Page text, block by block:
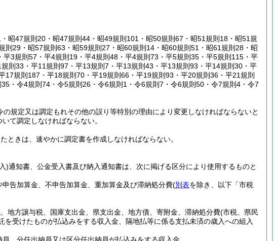
昭47規則20・昭47規則44・昭49規則101・昭50規則67・昭51規則18・昭51規
29・昭57規則63・昭59規則27・昭60規則14・昭60規則51・昭61規則28・昭
3規則57・平4規則19・平4規則48・平4規則73・平5規則35・平5規則115・平
則33・平11規則97・平13規則7・平13規則43・平13規則93・平14規則30・平
規則187・平18規則70・平19規則66・平19規則93・平20規則36・平21規則
・令4規則74・令5規則26・令6規則1・令6規則7・令6規則50・令7規則4・令7
規定又は調定もれその他の誤り等特別の理由により変更しなければならないと
て調定しなければならない。
ときは、速やかに調定書を作成しなければならない。
)通知書、公金受入書及び納入通知書は、次に掲げる区分により使用するものと
告加算金、不申告加算金、重加算金及び滞納処分費(別表を除き、以下「市税
地方譲与税、国庫支出金、県支出金、地方債、寄附金、滞納処分費(市税、県民
を受けたものが払込みをする収入金、隔地払等に係る支払未済の歳入への組入